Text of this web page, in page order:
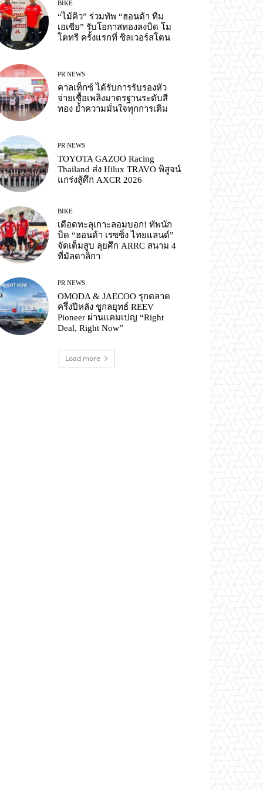
BIKE
“ไม้คิว” ร่วมทัพ “ฮอนด้า ทีม
เอเชีย” รับโอกาสทองลงบิด โม
โตทรี ครั้งแรกที่ ซิลเวอร์สโตน
PR NEWS
คาลเท็กซ์ ได้รับการรับรองหัว
จ่ายเชื้อเพลิงมาตรฐานระดับสี
ทอง ย้ำความมั่นใจทุกการเติม
PR NEWS
TOYOTA GAZOO Racing
Thailand ส่ง Hilux TRAVO พิสูจน์
แกร่งสู้ศึก AXCR 2026
BIKE
เดือดทะลุเกาะลอมบอก! ทัพนัก
บิด “ฮอนด้า เรซซิ่ง ไทยแลนด์”
จัดเต็มสูบ ลุยศึก ARRC สนาม 4
ที่มัลดาลิกา
PR NEWS
OMODA & JAECOO รุกตลาด
ครึ่งปีหลัง ชูกลยุทธ์ REEV
Pioneer ผ่านแคมเปญ “Right
Deal, Right Now”
Load more